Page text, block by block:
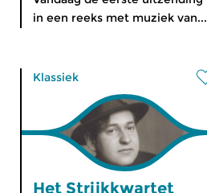
in een reeks met muziek van...
Klassiek
Het Strijkkwartet